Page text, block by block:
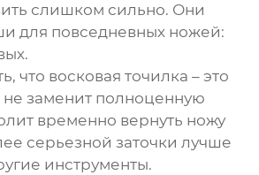
слишком сильно. Они
для повседневных ножей:
что восковая точилка – это
заменит полноценную
временно вернуть ножу
серьезной заточки лучше
инструменты.